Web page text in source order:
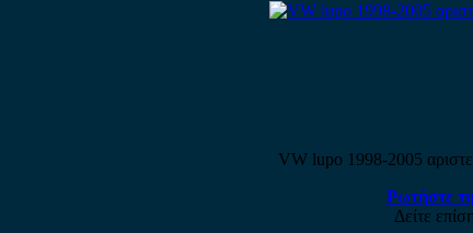
VW lupo 1998-2005
Ρωτήστε
Δείτε